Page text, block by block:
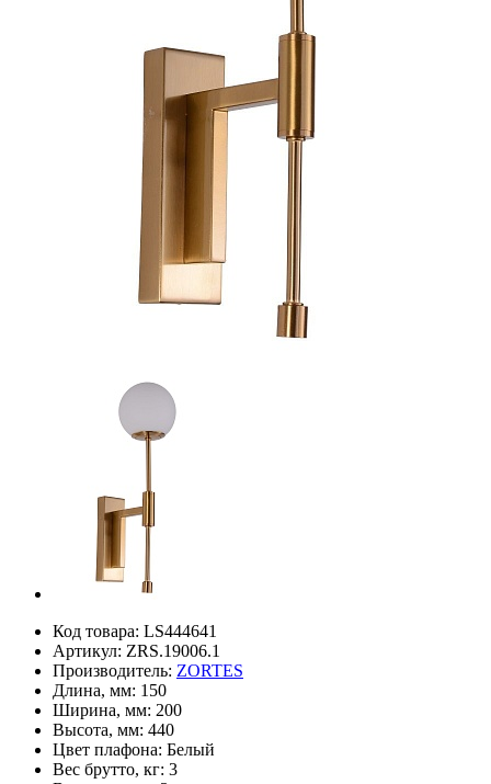
Код товара: LS444641
Артикул: ZRS.19006.1
Производитель: ZORTES
Длина, мм: 150
Ширина, мм: 200
Высота, мм: 440
Цвет плафона: Белый
Вес брутто, кг: 3